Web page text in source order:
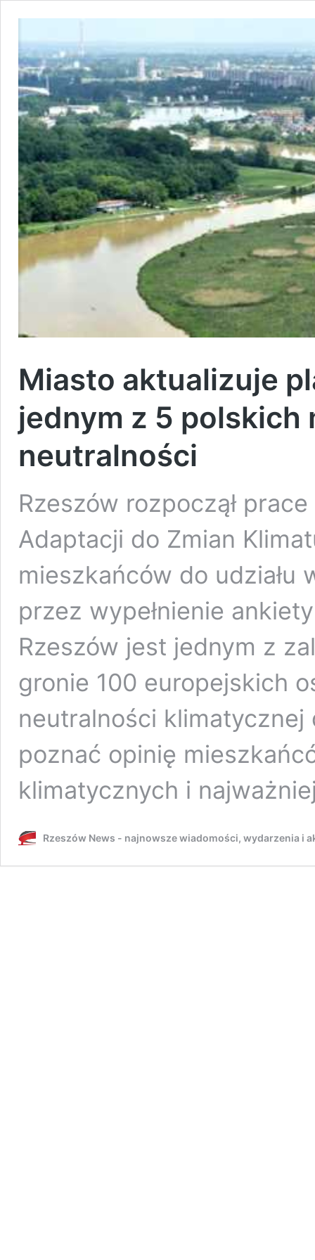
Miasto aktualizuje
jednym z 5 polskich
neutralności
Rzeszów rozpoczął
Adaptacji do Zmian
mieszkańców do udziału
przez wypełnienie
Rzeszów jest jednym z
gronie 100 europejskich
neutralności
poznać opinię
klimatycznych i
Rzeszów News - najnowsze wiadomości, wydarzenia i